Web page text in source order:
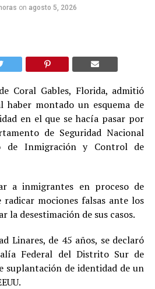
on agosto 5, 2026
Coral Gables, Florida, admitió
haber montado un esquema de
en el que se hacía pasar por
de Seguridad Nacional
de Inmigración y Control de
a inmigrantes en proceso de
radicar mociones falsas ante los
desestimación de sus casos.
Linares, de 45 años, se declaró
Federal del Distrito Sur de
suplantación de identidad de un